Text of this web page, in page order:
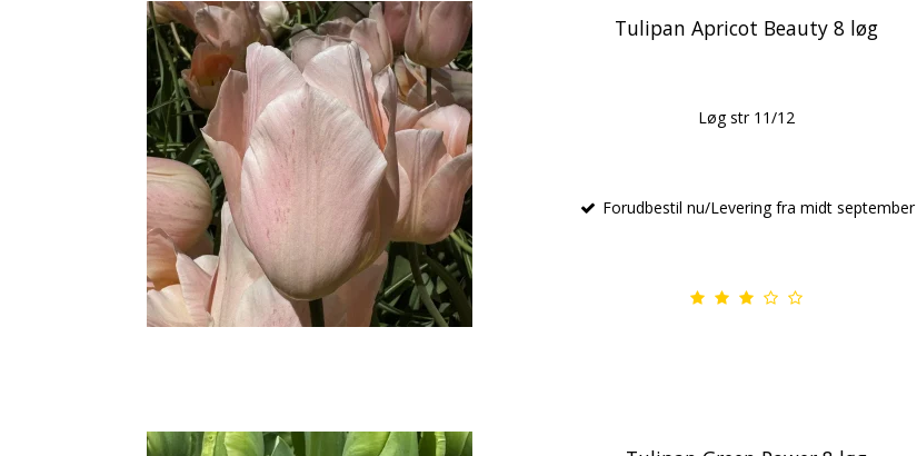
Tulipan Apricot Beauty 8 løg
Løg str 11/12
Forudbestil nu/Levering fra midt september